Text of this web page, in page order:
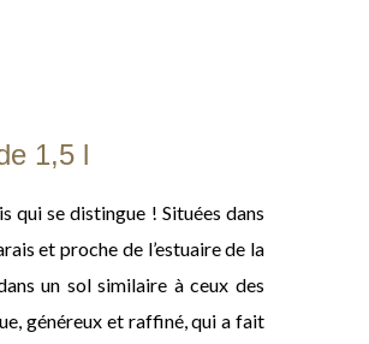
1,5 l
qui se distingue ! Situées dans
et proche de l’estuaire de la
un sol similaire à ceux des
généreux et raffiné, qui a fait